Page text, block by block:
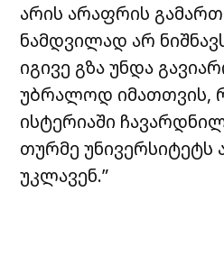
არის არაფრის
ნამდვილად არ
იგივე გზა უნდა
უბრალოდ იმათთვის,
ისტერიაში
თურმე უნივერსიტეტს
უკლავენ.”